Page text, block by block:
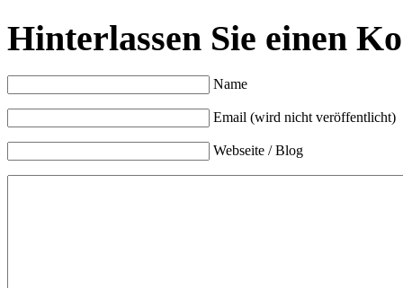
Hinterlassen Sie einen
Name
Email (wird nicht veröffentlicht)
Webseite / Blog